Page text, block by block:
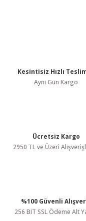
Kesintisiz Hızlı
Aynı Gün Kargo
Ücretsiz Kargo
2950 TL ve Üzeri
%100 Güvenli
256 BIT SSL Ödeme Alt